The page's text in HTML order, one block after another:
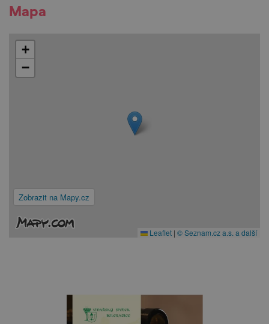
Mapa
Zobrazit na Mapy.cz
+
−
Leaflet | © Seznam.cz a.s. a další